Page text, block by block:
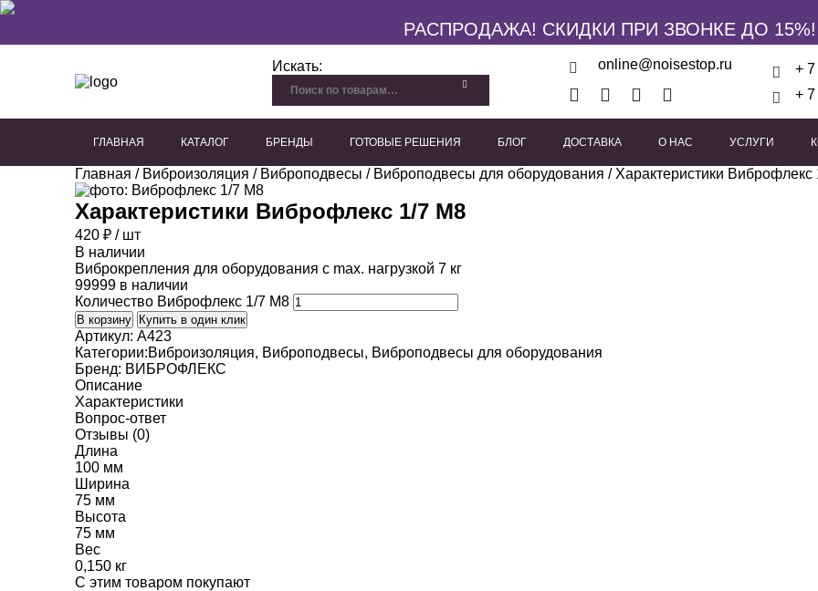
РАСПРОДАЖА! СКИДКИ ПРИ ЗВОНКЕ ДО 15%!
Искать: online@noisestop.ru
+
+
ГЛАВНАЯ КАТАЛОГ БРЕНДЫ ГОТОВЫЕ РЕШЕНИЯ БЛОГ ДОСТАВКА О НАС УСЛУГИ
Главная / Виброизоляция / Виброподвесы / Виброподвесы для оборудования / Характеристики
Характеристики Виброфлекс 1/7 М8
420 ₽ / шт
В наличии
Виброкрепления для оборудования с max. нагрузкой 7 кг
99999 в наличии
Количество Виброфлекс 1/7 М8
В корзину Купить в один клик
Артикул: A423
Категории:Виброизоляция, Виброподвесы, Виброподвесы для оборудования
Бренд: ВИБРОФЛЕКС
Описание
Характеристики
Вопрос-ответ
Отзывы (0)
Длина
100 мм
Ширина
75 мм
Высота
75 мм
Вес
0,150 кг
C этим товаром покупают